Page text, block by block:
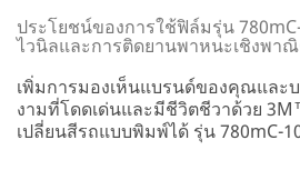
ประโยชน์ของการใช้ฟิล์มรุ่น
ไวนิลและการติดยานพาหนะเชิงพา
เพิ่มการมองเห็นแบรนด์ของคุณและ
งามที่โดดเด่นและมีชีวิตชีวาด้วย
เปลี่ยนสีรถแบบพิมพ์ได้ รุ่น 780mC-